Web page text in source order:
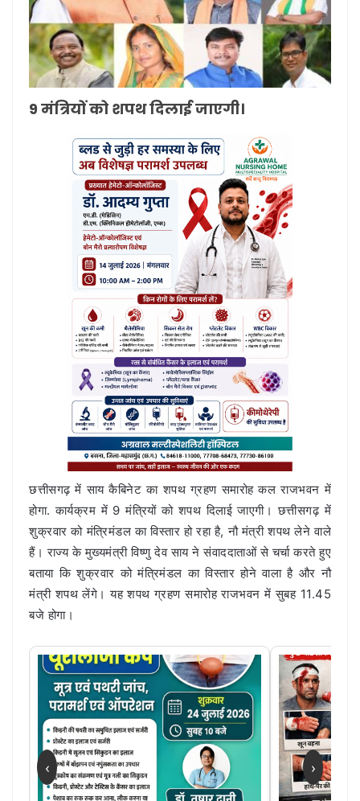
9 मंत्रियों को शपथ दिलाई जाएगी।
छत्तीसगढ़ में साय कैबिनेट का शपथ ग्रहण समारोह कल राजभवन में
होगा. कार्यक्रम में 9 मंत्रियों को शपथ दिलाई जाएगी। छत्तीसगढ़ में
शुक्रवार को मंत्रिमंडल का विस्तार हो रहा है, नौ मंत्री शपथ लेने वाले
हैं। राज्य के मुख्यमंत्री विष्णु देव साय ने संवाददाताओं से चर्चा करते हुए
बताया कि शुक्रवार को मंत्रिमंडल का विस्तार होने वाला है और नौ
मंत्री शपथ लेंगे। यह शपथ ग्रहण समारोह राजभवन में सुबह 11.45
बजे होगा।
‹ ›